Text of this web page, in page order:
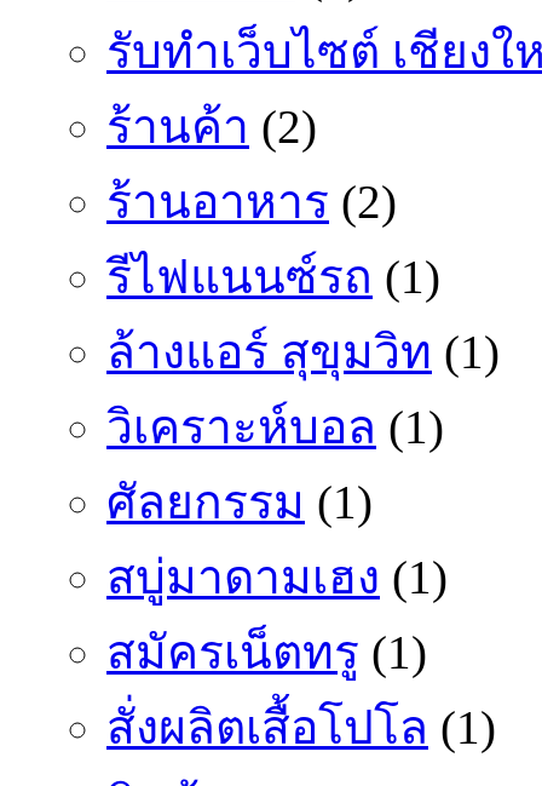
รับทำเว็บไซต์ เชียงใ
ร้านค้า (2)
ร้านอาหาร (2)
รีไฟแนนซ์รถ (1)
ล้างแอร์ สุขุมวิท (1)
วิเคราะห์บอล (1)
ศัลยกรรม (1)
สบู่มาดามเฮง (1)
สมัครเน็ตทรู (1)
สั่งผลิตเสื้อโปโล (1)